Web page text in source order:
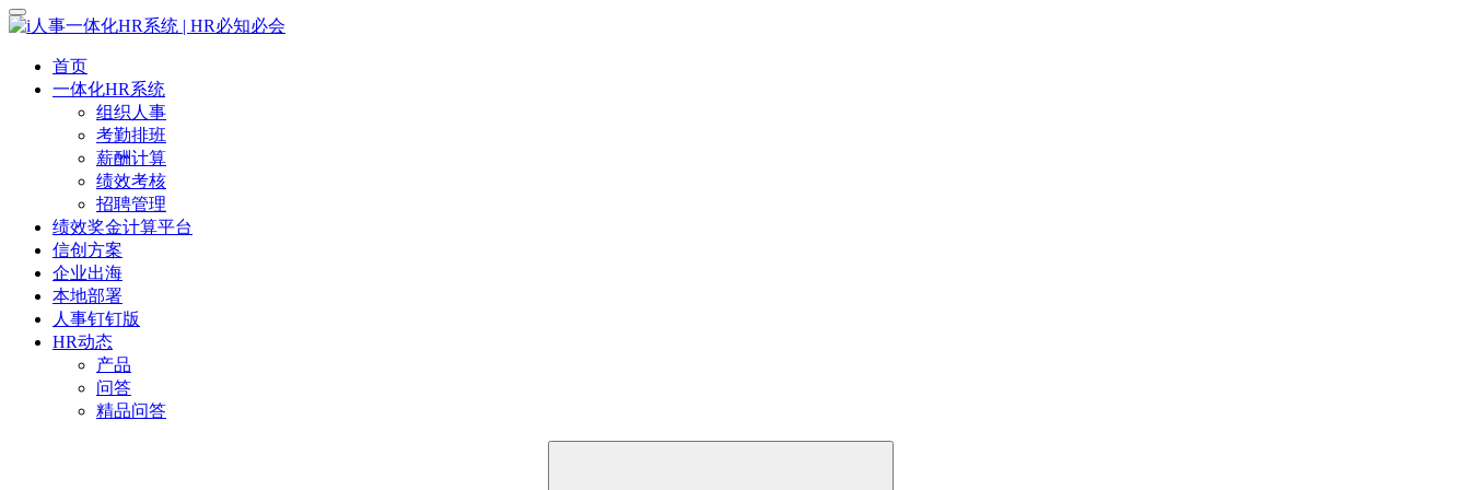
首页
一体化HR系统
组织人事
考勤排班
薪酬计算
绩效考核
招聘管理
绩效奖金计算平台
信创方案
企业出海
本地部署
人事钉钉版
HR动态
产品
问答
精品问答